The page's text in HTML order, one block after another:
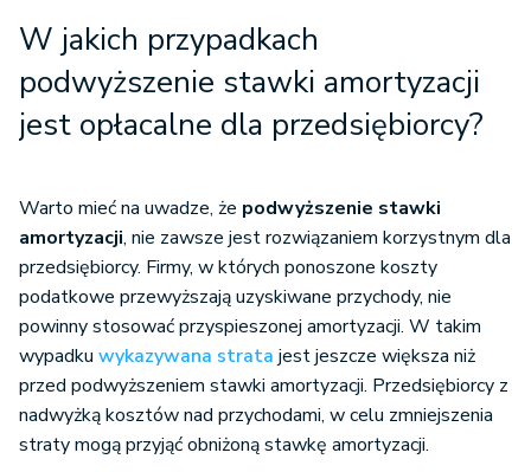
W jakich przypadkach
podwyższenie stawki amortyzacji
jest opłacalne dla przedsiębiorcy?
Warto mieć na uwadze, że podwyższenie stawki
amortyzacji, nie zawsze jest rozwiązaniem korzystnym dla
przedsiębiorcy. Firmy, w których ponoszone koszty
podatkowe przewyższają uzyskiwane przychody, nie
powinny stosować przyspieszonej amortyzacji. W takim
wypadku wykazywana strata jest jeszcze większa niż
przed podwyższeniem stawki amortyzacji. Przedsiębiorcy z
nadwyżką kosztów nad przychodami, w celu zmniejszenia
straty mogą przyjąć obniżoną stawkę amortyzacji.